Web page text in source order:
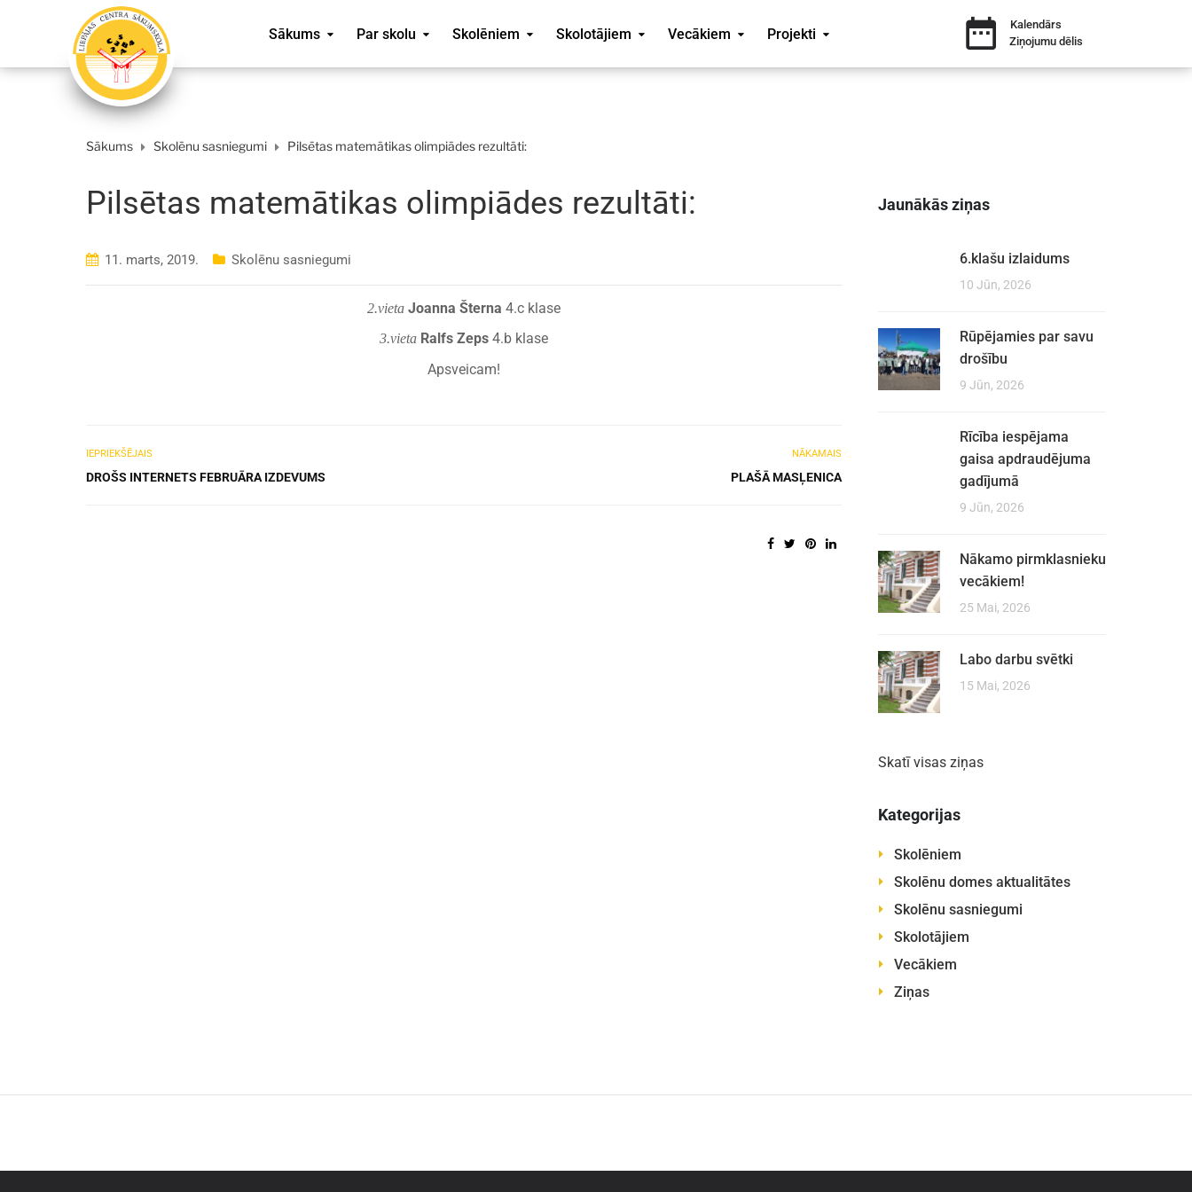
Sākums Par skolu Skolēniem Skolotājiem Vecākiem Projekti
Kalendārs
Ziņojumu dēlis
Sākums Skolēnu sasniegumi Pilsētas matemātikas olimpiādes rezultāti:
Pilsētas matemātikas olimpiādes rezultāti:
11. marts, 2019. Skolēnu sasniegumi
2.vieta Joanna Šterna 4.c klase
3.vieta Ralfs Zeps 4.b klase
Apsveicam!
IEPRIEKŠĒJAIS
DROŠS INTERNETS FEBRUĀRA IZDEVUMS
NĀKAMAIS
PLAŠĀ MASĻENICA
Jaunākās ziņas
6.klašu izlaidums
10 Jūn, 2026
Rūpējamies par savu
drošību
9 Jūn, 2026
Rīcība iespējama
gaisa apdraudējuma
gadījumā
9 Jūn, 2026
Nākamo pirmklasnieku
vecākiem!
25 Mai, 2026
Labo darbu svētki
15 Mai, 2026
Skatī visas ziņas
Kategorijas
Skolēniem
Skolēnu domes aktualitātes
Skolēnu sasniegumi
Skolotājiem
Vecākiem
Ziņas